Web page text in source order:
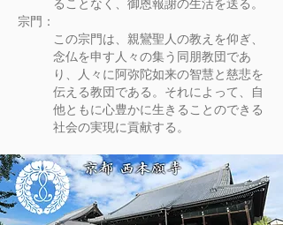
ることなく、御恩報謝の生活を送る。
宗門：
この宗門は、親鸞聖人の教えを仰ぎ、
念仏を申す人々の集う同朋教団であ
り、人々に阿弥陀如来の智慧と慈悲を
伝える教団である。それによって、自
他ともに心豊かに生きることのできる
社会の実現に貢献する。